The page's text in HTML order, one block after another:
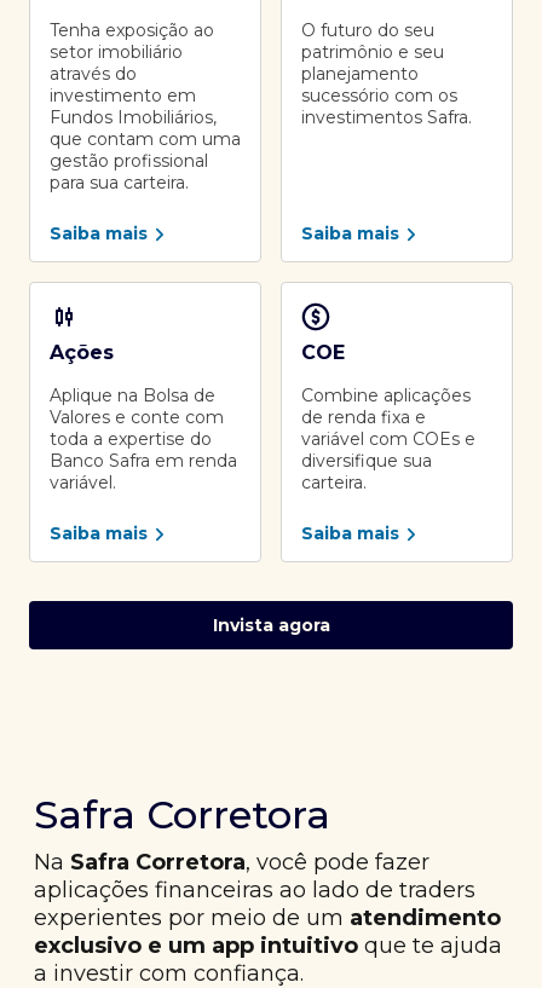
Tenha exposição ao
setor imobiliário
através do
investimento em
Fundos Imobiliários,
que contam com uma
gestão profissional
para sua carteira.
Saiba mais
O futuro do seu
patrimônio e seu
planejamento
sucessório com os
investimentos Safra.
Saiba mais
Ações
Aplique na Bolsa de
Valores e conte com
toda a expertise do
Banco Safra em renda
variável.
Saiba mais
COE
Combine aplicações
de renda fixa e
variável com COEs e
diversifique sua
carteira.
Saiba mais
Invista agora
Safra Corretora
Na Safra Corretora, você pode fazer
aplicações financeiras ao lado de traders
experientes por meio de um atendimento
exclusivo e um app intuitivo que te ajuda
a investir com confiança.